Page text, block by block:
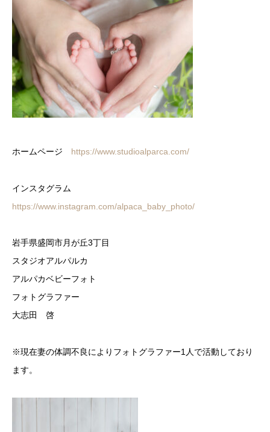
ホームページ https://www.studioalparca.com/
インスタグラム
https://www.instagram.com/alpaca_baby_photo/
岩手県盛岡市月が丘3丁目
スタジオアルパルカ
アルパカベビーフォト
フォトグラファー
大志田 啓
※現在妻の体調不良によりフォトグラファー1人で活動しており
ます。